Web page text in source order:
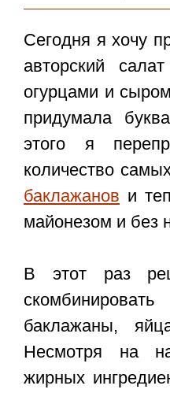
Сегодня я хочу
авторский
огурцами и сыром
придумала
этого я
количество
баклажанов и
майонезом и без
В этот раз
баклажаны,
Несмотря на
жирных